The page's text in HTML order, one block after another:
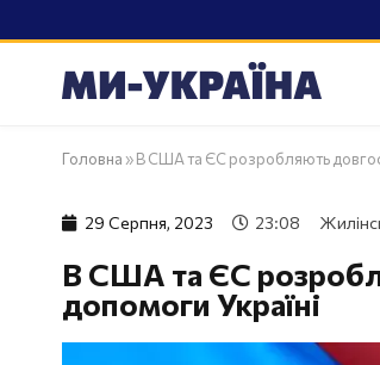
Головна »В США та ЄС розробляють
29 Серпня, 2023 23:08
В США та ЄС
допомоги Україні